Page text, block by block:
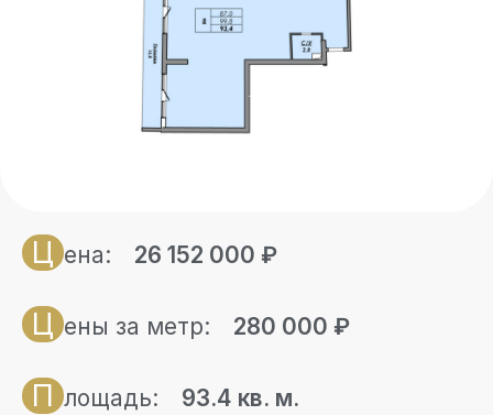
Ц ена: 26 152 000 ₽
Ц ены за метр: 280 000 ₽
П лощадь: 93.4 кв. м.